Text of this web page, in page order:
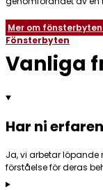
Mer om
Fönsterbyten
Vanliga
Har ni
Ja, vi arbetar
förståelse för deras